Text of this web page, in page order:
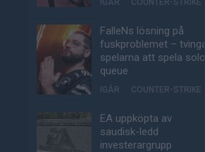
IGÅR COUNTER-STRIKE
FalleNs lösning på
fuskproblemet – tvinga
spelarna att spela solo-
queue
IGÅR COUNTER-STRIKE
EA uppköpta av
saudisk-ledd
investerargrupp